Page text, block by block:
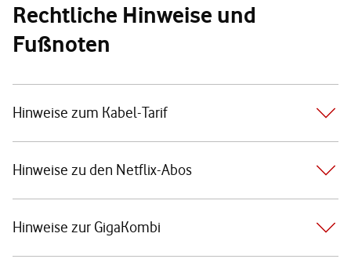
Rechtliche Hinweise und
Fußnoten
Hinweise zum Kabel-Tarif
Hinweise zu den Netflix-Abos
Hinweise zur GigaKombi